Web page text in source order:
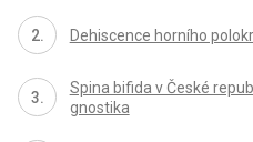
Dehiscence horního
Spina bifida v České
gnostika